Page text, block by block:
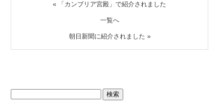
« 「カンブリア宮殿」で紹介されました
一覧へ
朝日新聞に紹介されました »
検